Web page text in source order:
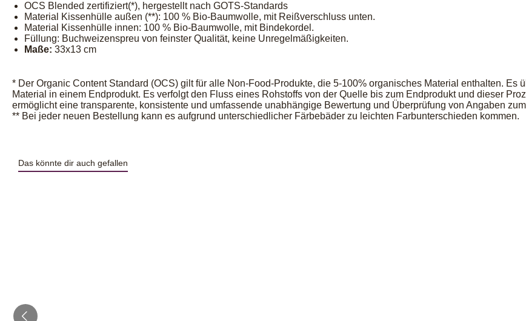
OCS Blended zertifiziert(*), hergestellt nach GOTS-Standards
Material Kissenhülle außen (**): 100 % Bio-Baumwolle, mit Reißverschluss unten.
Material Kissenhülle innen: 100 % Bio-Baumwolle, mit Bindekordel.
Füllung: Buchweizenspreu von feinster Qualität, keine Unregelmäßigkeiten.
Maße: 33x13 cm
* Der Organic Content Standard (OCS) gilt für alle Non-Food-Produkte, die 5-100% organisches Material enthalten. Es
Material in einem Endprodukt. Es verfolgt den Fluss eines Rohstoffs von der Quelle bis zum Endprodukt und dieser
ermöglicht eine transparente, konsistente und umfassende unabhängige Bewertung und Überprüfung von Angaben
** Bei jeder neuen Bestellung kann es aufgrund unterschiedlicher Färbebäder zu leichten Farbunterschieden kommen.
Das könnte dir auch gefallen